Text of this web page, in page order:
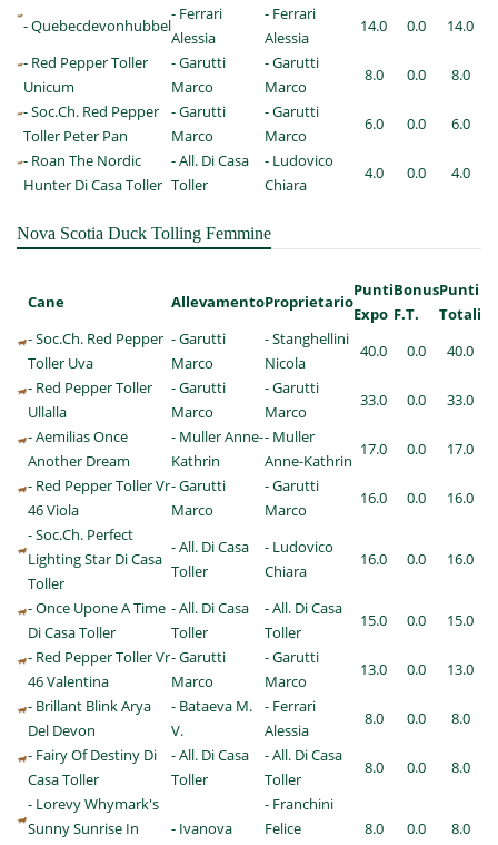
- Quebecdevonhubbel
- Ferrari
Alessia
- Ferrari
Alessia
14.0 0.0
14.0
- Red Pepper Toller
Unicum
- Garutti
Marco
- Garutti
Marco
8.0 0.0
8.0
- Soc.Ch. Red Pepper
Toller Peter Pan
- Garutti
Marco
- Garutti
Marco
6.0 0.0
6.0
- Roan The Nordic
Hunter Di Casa Toller
- All. Di Casa
Toller
- Ludovico
Chiara
4.0 0.0 4.0
Nova Scotia Duck Tolling Femmine
Cane AllevamentoProprietario
Punti
Expo
Bonus
F.T.
Punti
Totali
- Soc.Ch. Red Pepper
Toller Uva
- Garutti
Marco
- Stanghellini
Nicola
40.0 0.0
40.0
- Red Pepper Toller
Ullalla
- Garutti
Marco
- Garutti
Marco
33.0 0.0
33.0
- Aemilias Once
Another Dream
- Muller Anne-
Kathrin
- Muller
Anne-Kathrin
17.0 0.0
17.0
- Red Pepper Toller Vr
46 Viola
- Garutti
Marco
- Garutti
Marco
16.0 0.0
16.0
- Soc.Ch. Perfect
Lighting Star Di Casa
Toller
- All. Di Casa
Toller
- Ludovico
Chiara
16.0 0.0 16.0
- Once Upone A Time
Di Casa Toller
- All. Di Casa
Toller
- All. Di Casa
Toller
15.0 0.0
15.0
- Red Pepper Toller Vr
46 Valentina
- Garutti
Marco
- Garutti
Marco
13.0 0.0
13.0
- Brillant Blink Arya
Del Devon
- Bataeva M.
V.
- Ferrari
Alessia
8.0 0.0
8.0
- Fairy Of Destiny Di
Casa Toller
- All. Di Casa
Toller
- All. Di Casa
Toller
8.0 0.0
8.0
- Lorevy Whymark's
Sunny Sunrise In
- Ivanova
- Franchini
Felice
8.0 0.0 8.0